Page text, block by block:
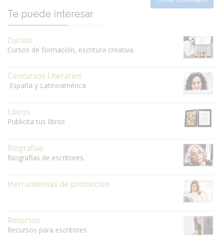
Te puede interesar
Cursos
Cursos de formación, escritura creativa.
Concursos Literarios
España y Latinoamérica
Libros
Publicita tus libros
Biografías
Biografías de escritores.
Herramientas de promoción
Recursos
Recursos para escritores